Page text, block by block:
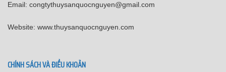
Email: congtythuysanquocnguyen@gmail.com
Website: www.thuysanquocnguyen.com
CHÍNH SÁCH VÀ ĐIỀU KHOẢN